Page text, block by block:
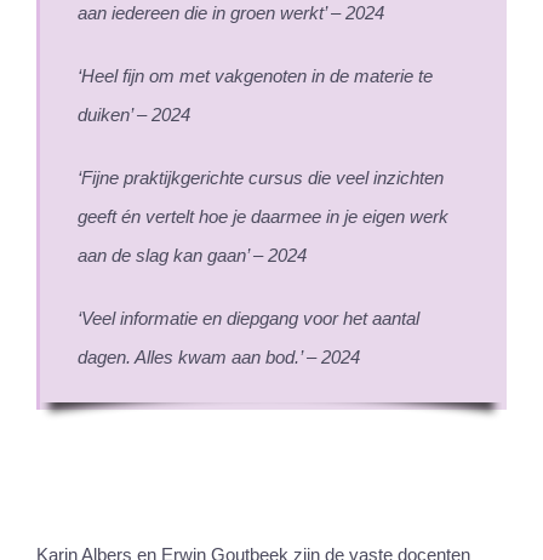
aan iedereen die in groen werkt’ – 2024
‘Heel fijn om met vakgenoten in de materie te
duiken’ – 2024
‘Fijne praktijkgerichte cursus die veel inzichten
geeft én vertelt hoe je daarmee in je eigen werk
aan de slag kan gaan’ – 2024
‘Veel informatie en diepgang voor het aantal
dagen. Alles kwam aan bod.’ – 2024
Karin Albers en Erwin Goutbeek zijn de vaste docenten